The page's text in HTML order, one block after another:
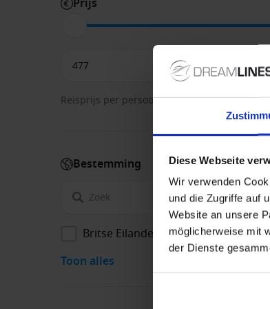
Diese Webseite
Wir verwenden
und die Zugriffe auf
Website an unsere
möglicherweise mit
der Dienste
Prijs
€
Reisprijs per persoon op basis van 2
Bestemming
Britse Eilanden
Toon alles